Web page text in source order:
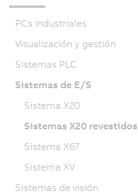
PCs industriales
Visualización y gestión
Sistemas PLC
Sistemas de E/S
Sistema X20
Sistemas X20 revestidos
Sistema X67
Sistema XV
Sistemas de visión